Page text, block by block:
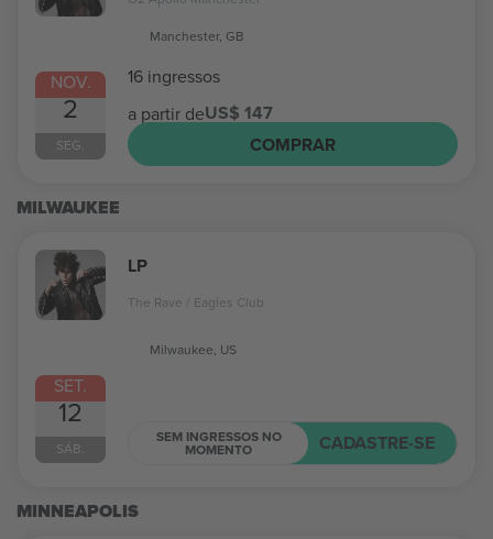
NOV.
2
SEG.
Manchester, GB
16 ingressos
a partir deUS$ 147
COMPRAR
MILWAUKEE
SET.
12
SÁB.
LP
The Rave / Eagles Club
Milwaukee, US
SEM INGRESSOS NO
MOMENTO CADASTRE-SE
MINNEAPOLIS